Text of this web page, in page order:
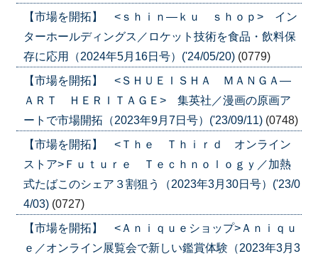
【市場を開拓】 <ｓｈｉｎ―ｋｕ ｓｈｏｐ> イン
ターホールディングス／ロケット技術を食品・飲料保
存に応用（2024年5月16日号）('24/05/20) (0779)
【市場を開拓】 <ＳＨＵＥＩＳＨＡ ＭＡＮＧＡ―
ＡＲＴ ＨＥＲＩＴＡＧＥ> 集英社／漫画の原画ア
ートで市場開拓（2023年9月7日号）('23/09/11) (0748)
【市場を開拓】 <Ｔｈｅ Ｔｈｉｒｄ オンライン
ストア>Ｆｕｔｕｒｅ Ｔｅｃｈｎｏｌｏｇｙ／加熱
式たばこのシェア３割狙う（2023年3月30日号）('23/0
4/03) (0727)
【市場を開拓】 <Ａｎｉｑｕｅショップ>Ａｎｉｑｕ
ｅ／オンライン展覧会で新しい鑑賞体験（2023年3月3